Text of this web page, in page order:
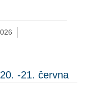
-21. června